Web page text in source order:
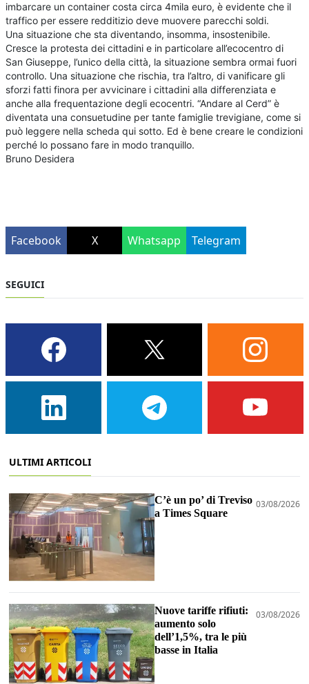
imbarcare un container costa circa 4mila euro, è evidente che il
traffico per essere redditizio deve muovere parecchi soldi.
Una situazione che sta diventando, insomma, insostenibile.
Cresce la protesta dei cittadini e in particolare all’ecocentro di
San Giuseppe, l’unico della città, la situazione sembra ormai fuori
controllo. Una situazione che rischia, tra l’altro, di vanificare gli
sforzi fatti finora per avvicinare i cittadini alla differenziata e
anche alla frequentazione degli ecocentri. “Andare al Cerd” è
diventata una consuetudine per tante famiglie trevigiane, come si
può leggere nella scheda qui sotto. Ed è bene creare le condizioni
perché lo possano fare in modo tranquillo.
Bruno Desidera
Facebook X Whatsapp Telegram
SEGUICI
ULTIMI ARTICOLI
C’è un po’ di Treviso
a Times Square
03/08/2026
Nuove tariffe rifiuti:
aumento solo
dell’1,5%, tra le più
basse in Italia
03/08/2026